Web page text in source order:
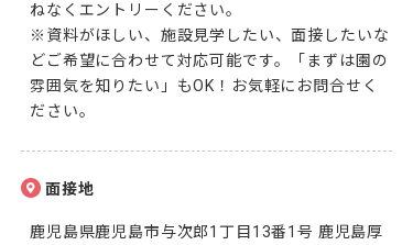
ねなくエントリーください。
※資料がほしい、施設見学したい、面接したいな
どご希望に合わせて対応可能です。「まずは園の
雰囲気を知りたい」もOK！お気軽にお問合せく
ださい。
面接地
鹿児島県鹿児島市与次郎1丁目13番1号 鹿児島厚